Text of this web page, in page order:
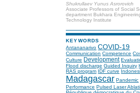
Shukrullaev Yunus Asrorovich
Associate Professors of Social
department Bukhara
Technology Institute
KEYWORDS
Antananarivo COVID-19
Communication Competence
Culture Development
Flood discharge Guided Inquiry
RAS program IDF curve
Madagascar Pandemic
Performance Pulsed Laser